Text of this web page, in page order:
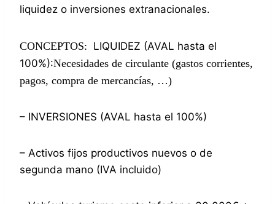
liquidez o inversiones extranacionales.
CONCEPTOS: LIQUIDEZ (AVAL hasta el
100%):Necesidades de circulante (gastos corrientes,
pagos, compra de mercancías, …)
– INVERSIONES (AVAL hasta el 100%)
– Activos fijos productivos nuevos o de
segunda mano (IVA incluido)